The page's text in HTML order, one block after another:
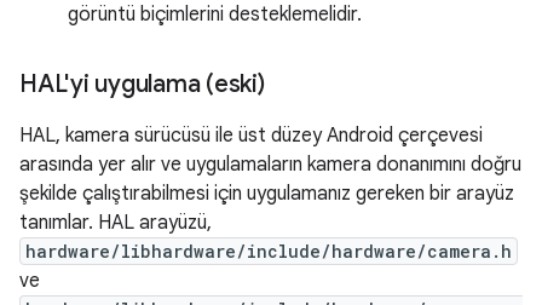
görüntü biçimlerini desteklemelidir.
HAL'yi uygulama (eski)
HAL, kamera sürücüsü ile üst düzey Android çerçevesi
arasında yer alır ve uygulamaların kamera donanımını doğru
şekilde çalıştırabilmesi için uygulamanız gereken bir arayüz
tanımlar. HAL arayüzü,
hardware/libhardware/include/hardware/camera.h
ve